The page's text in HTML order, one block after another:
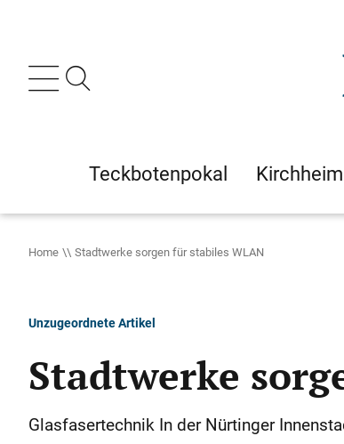
Teckbotenpokal Kirchheim
Home Stadtwerke sorgen für stabiles WLAN
Unzugeordnete Artikel
Stadtwerke
Glasfasertechnik In der Nürtinger